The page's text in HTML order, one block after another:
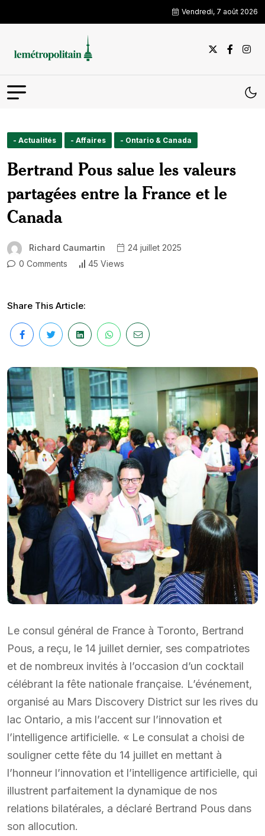
Vendredi, 7 août 2026
- Actualités - Affaires - Ontario & Canada
Bertrand Pous salue les valeurs
partagées entre la France et le
Canada
Richard Caumartin
24 juillet 2025
0 Comments
45 Views
Share This Article:
Le consul général de France à Toronto, Bertrand
Pous, a reçu, le 14 juillet dernier, ses compatriotes
et de nombreux invités à l’occasion d’un cocktail
célébrant la fête nationale française. L’événement,
organisé au Mars Discovery District sur les rives du
lac Ontario, a mis l’accent sur l’innovation et
l’intelligence artificielle. « Le consulat a choisi de
souligner cette fête du 14 juillet en mettant à
l’honneur l’innovation et l’intelligence artificielle, qui
illustrent parfaitement la dynamique de nos
relations bilatérales, a déclaré Bertrand Pous dans
son allocution.